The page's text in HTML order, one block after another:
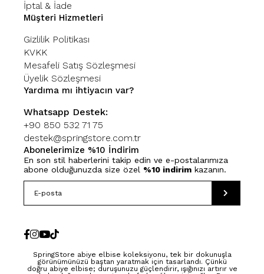
İptal & İade
Müşteri Hizmetleri
Gizlilik Politikası
KVKK
Mesafeli Satış Sözleşmesi
Üyelik Sözleşmesi
Yardıma mı ihtiyacın var?
Whatsapp Destek:
+90 850 532 71 75
destek@springstore.com.tr
Abonelerimize %10 İndirim
En son stil haberlerini takip edin ve e-postalarımıza
abone olduğunuzda size özel %10 indirim kazanın.
SpringStore abiye elbise koleksiyonu, tek bir dokunuşla
görünümünüzü baştan yaratmak için tasarlandı. Çünkü
doğru abiye elbise; duruşunuzu güçlendirir, ışığınızı artırır ve